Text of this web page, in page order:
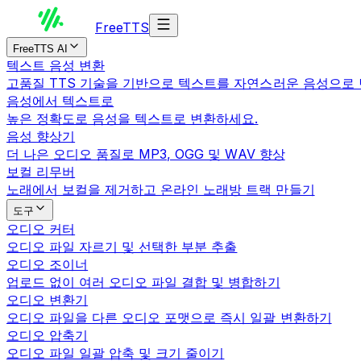
FreeTTS
FreeTTS AI
텍스트 음성 변환
고품질 TTS 기술을 기반으로 텍스트를 자연스러운 음성으로
음성에서 텍스트로
높은 정확도로 음성을 텍스트로 변환하세요.
음성 향상기
더 나은 오디오 품질로 MP3, OGG 및 WAV 향상
보컬 리무버
노래에서 보컬을 제거하고 온라인 노래방 트랙 만들기
도구
오디오 커터
오디오 파일 자르기 및 선택한 부분 추출
오디오 조이너
업로드 없이 여러 오디오 파일 결합 및 병합하기
오디오 변환기
오디오 파일을 다른 오디오 포맷으로 즉시 일괄 변환하기
오디오 압축기
오디오 파일 일괄 압축 및 크기 줄이기